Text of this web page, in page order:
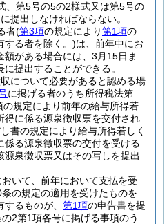
、第5号の5の2様式又は第5号の
提出しなければならない。
者(第3項の規定により第1項の
する者を除く。)は、前年中にお
額がある場合には、3月15日ま
提出することができる。
について必要があると認める場
に掲げる者のうち所得税法第
規定により前年の給与所得若
得に係る源泉徴収票を交付され
書の規定により給与所得若しく
係る源泉徴収票の交付を受ける
源泉徴収票又はその写しを提出
いて、前年において支払を受
の規定の適用を受けたものを
るものが、 第1項の申告書を提
2第1項各号に掲げる事項のう